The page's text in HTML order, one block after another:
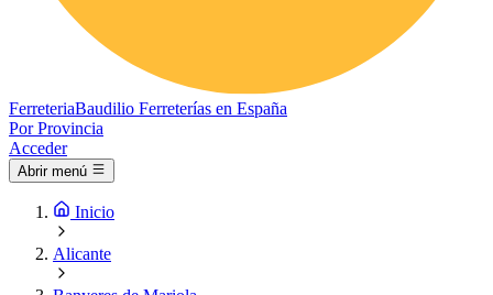
FerreteriaBaudilio Ferreterías en España
Por Provincia
Acceder
Abrir menú
Inicio
Alicante